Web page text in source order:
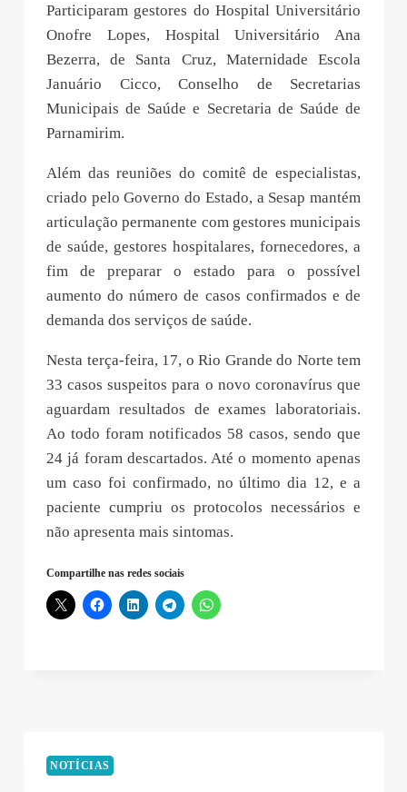
Participaram gestores do Hospital Universitário
Onofre Lopes, Hospital Universitário Ana
Bezerra, de Santa Cruz, Maternidade Escola
Januário Cicco, Conselho de Secretarias
Municipais de Saúde e Secretaria de Saúde de
Parnamirim.
Além das reuniões do comitê de especialistas,
criado pelo Governo do Estado, a Sesap mantém
articulação permanente com gestores municipais
de saúde, gestores hospitalares, fornecedores, a
fim de preparar o estado para o possível
aumento do número de casos confirmados e de
demanda dos serviços de saúde.
Nesta terça-feira, 17, o Rio Grande do Norte tem
33 casos suspeitos para o novo coronavírus que
aguardam resultados de exames laboratoriais.
Ao todo foram notificados 58 casos, sendo que
24 já foram descartados. Até o momento apenas
um caso foi confirmado, no último dia 12, e a
paciente cumpriu os protocolos necessários e
não apresenta mais sintomas.
Compartilhe nas redes sociais
NOTÍCIAS